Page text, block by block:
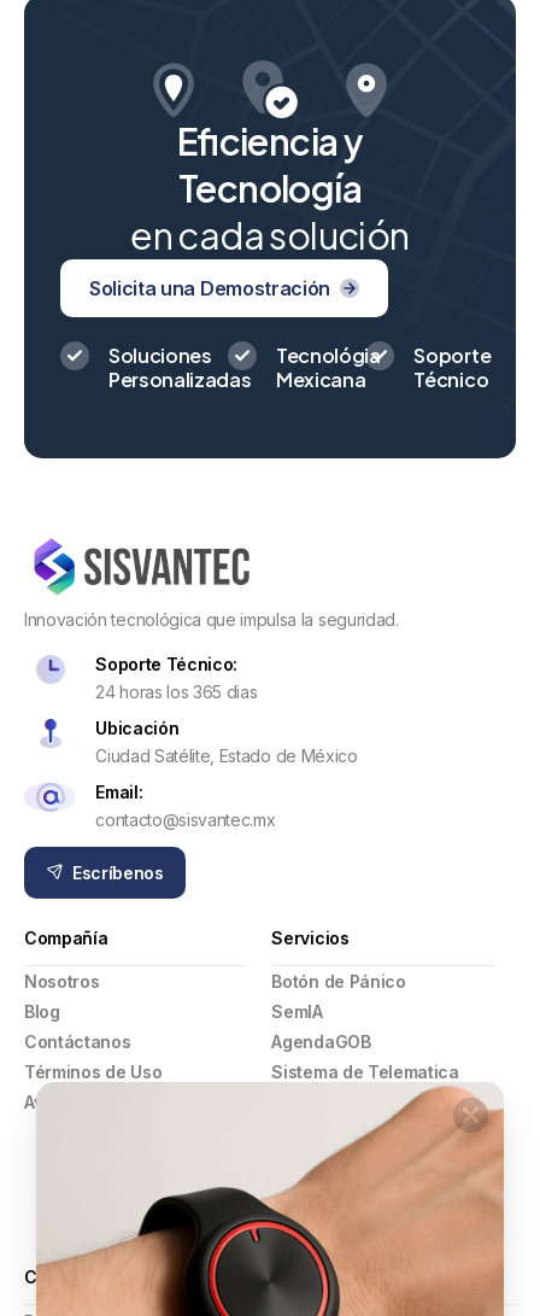
Eficiencia y
Tecnología
en cada solución
Solicita una Demostración
Soluciones
Personalizadas
Tecnológia
Mexicana
Soporte
Técnico
Innovación tecnológica que impulsa la seguridad.
Soporte Técnico:
24 horas los 365 dias
Ubicación
Ciudad Satélite, Estado de México
Email:
contacto@sisvantec.mx
Escríbenos
Compañía
Nosotros
Blog
Contáctanos
Términos de Uso
Aviso de Privacidad
Servicios
Botón de Pánico
SemIA
AgendaGOB
Sistema de Telematica
Pulsera Violeta
Botón de Pánico
Comercios
Alarmas y Video Vigilancia
Certificaciones